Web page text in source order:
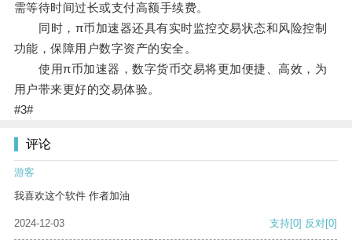
需等待时间过长或支付高额手续费。
同时，π币加速器还具有实时监控交易状态和风险控制
功能，保障用户数字资产的安全。
使用π币加速器，数字货币交易将更加便捷、高效，为
用户带来更好的交易体验。
#3#
评论
游客
我喜欢这个软件 作者加油
2024-12-03 支持[0] 反对[0]